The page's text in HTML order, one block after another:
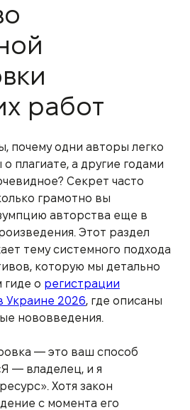
работ
почему одни авторы легко
плагиате, а другие годами
Секрет часто
грамотно вы
авторства еще в
Этот раздел
тему системного подхода
которую мы детально
гиде о регистрации
Украине 2026, где описаны
нововведения.
— это ваш способ
— владелец, и я
Хотя закон
с момента его